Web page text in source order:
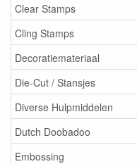
Clear Stamps
Cling Stamps
Decoratiemateriaal
Die-Cut / Stansjes
Diverse Hulpmiddelen
Dutch Doobadoo
Embossing